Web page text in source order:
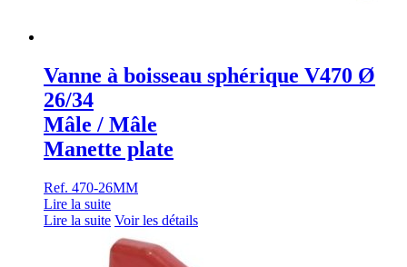
Vanne à boisseau sphérique V470 Ø
26/34
Mâle / Mâle
Manette plate
Ref. 470-26MM
Lire la suite
Lire la suite Voir les détails